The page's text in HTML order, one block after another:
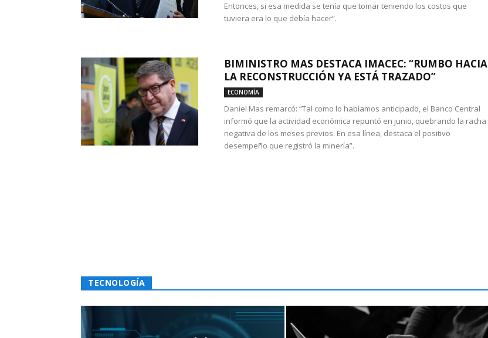
Entonces, si esa medida se tenía que tomar teniendo los costos que
tuviera era lo que debía hacer”.
BIMINISTRO MAS DESTACA IMACEC: “RUMBO HACIA
LA RECONSTRUCCIÓN YA ESTÁ TRAZADO”
ECONOMÍA
Daniel Mas remarcó: “Tal como lo habíamos anticipado, el Banco Central
informó que la actividad económica repuntó en junio, quebrando la racha
negativa de los meses previos. En esa línea, destaca el positivo
desempeño que registró la minería”.
TECNOLOGÍA